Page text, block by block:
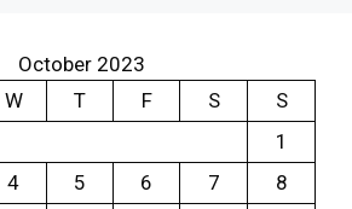
October 2023
W T F S
S
1
4 5 6 7
8